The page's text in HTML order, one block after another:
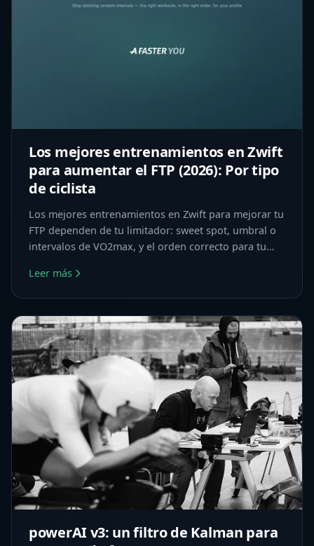
Los mejores entrenamientos en Zwift
para aumentar el FTP (2026): Por tipo
de ciclista
Los mejores entrenamientos en Zwift para mejorar tu
FTP dependen de tu limitador: sweet spot, umbral o
intervalos de VO2max, y el orden correcto para tu
Leer más
powerAI v3: un filtro de Kalman para